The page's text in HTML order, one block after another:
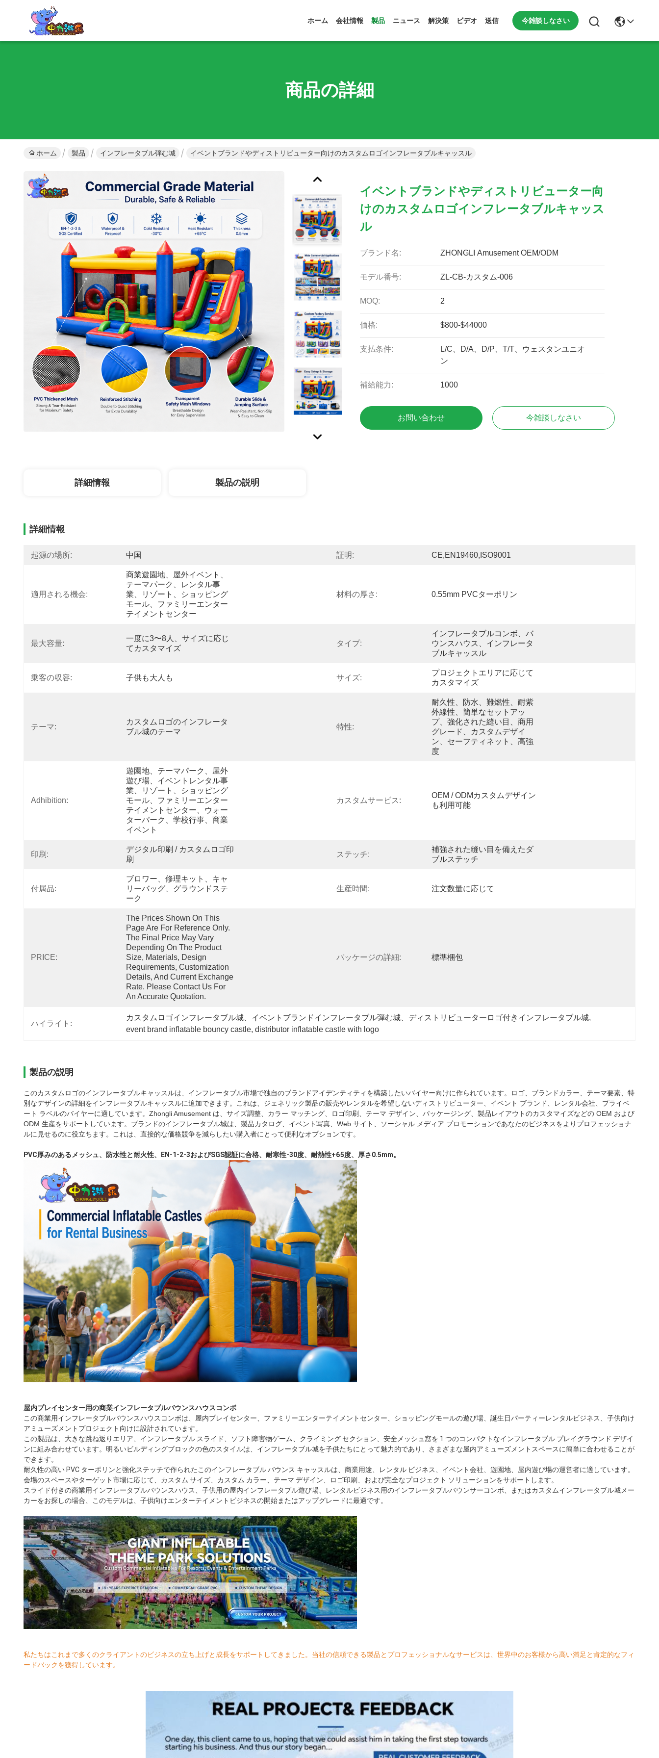
ホーム 会社情報 製品 ニュース 解決策 ビデオ 送信 今雑談しなさい
商品の詳細
ホーム 製品 インフレータブル弾む城 イベントブランドやディストリビューター向けのカスタムロゴインフレータブルキャッスル
イベントブランドやディストリビューター向
けのカスタムロゴインフレータブルキャッス
ル
ブランド名: ZHONGLI Amusement OEM/ODM
モデル番号: ZL-CB-カスタム-006
MOQ: 2
価格: $800-$44000
支払条件:
L/C、D/A、D/P、T/T、ウェスタンユニオ
ン
補給能力: 1000
お問い合わせ 今雑談しなさい
詳細情報 製品の説明
詳細情報
起源の場所: 中国 証明: CE,EN19460,ISO9001
適用される機会:
商業遊園地、屋外イベント、
テーマパーク、レンタル事
業、リゾート、ショッピング
モール、ファミリーエンター
テイメントセンター
材料の厚さ: 0.55mm PVCターポリン
最大容量:
一度に3〜8人、サイズに応じ
てカスタマイズ
タイプ:
インフレータブルコンボ、バ
ウンスハウス、インフレータ
ブルキャッスル
乗客の収容: 子供も大人も サイズ:
プロジェクトエリアに応じて
カスタマイズ
テーマ:
カスタムロゴのインフレータ
ブル城のテーマ
特性:
耐久性、防水、難燃性、耐紫
外線性、簡単なセットアッ
プ、強化された縫い目、商用
グレード、カスタムデザイ
ン、セーフティネット、高強
度
Adhibition:
遊園地、テーマパーク、屋外
遊び場、イベントレンタル事
業、リゾート、ショッピング
モール、ファミリーエンター
テイメントセンター、ウォー
ターパーク、学校行事、商業
イベント
カスタムサービス:
OEM / ODMカスタムデザイン
も利用可能
印刷:
デジタル印刷 / カスタムロゴ印
刷
ステッチ:
補強された縫い目を備えたダ
ブルステッチ
付属品:
ブロワー、修理キット、キャ
リーバッグ、グラウンドステ
ーク
生産時間: 注文数量に応じて
PRICE:
The Prices Shown On This
Page Are For Reference Only.
The Final Price May Vary
Depending On The Product
Size, Materials, Design
Requirements, Customization
Details, And Current Exchange
Rate. Please Contact Us For
An Accurate Quotation.
パッケージの詳細: 標準梱包
ハイライト:
カスタムロゴインフレータブル城、イベントブランドインフレータブル弾む城、ディストリビューターロゴ付きインフレータブル城,
event brand inflatable bouncy castle, distributor inflatable castle with logo
製品の説明
このカスタムロゴのインフレータブルキャッスルは、インフレータブル市場で独自のブランドアイデンティティを構築したいバイヤー向けに作られています。ロゴ、ブランドカラー、テーマ要素、特
別なデザインの詳細をインフレータブルキャッスルに追加できます。これは、ジェネリック製品の販売やレンタルを希望しないディストリビューター、イベント ブランド、レンタル会社、プライベ
ート ラベルのバイヤーに適しています。Zhongli Amusement は、サイズ調整、カラー マッチング、ロゴ印刷、テーマ デザイン、パッケージング、製品レイアウトのカスタマイズなどの OEM および
ODM 生産をサポートしています。ブランドのインフレータブル城は、製品カタログ、イベント写真、Web サイト、ソーシャル メディア プロモーションであなたのビジネスをよりプロフェッショナ
ルに見せるのに役立ちます。これは、直接的な価格競争を減らしたい購入者にとって便利なオプションです。
PVC厚みのあるメッシュ、防水性と耐火性、EN-1-2-3およびSGS認証に合格、耐寒性-30度、耐熱性+65度、厚さ0.5mm。
屋内プレイセンター用の商業インフレータブルバウンスハウスコンボ
この商業用インフレータブルバウンスハウスコンボは、屋内プレイセンター、ファミリーエンターテイメントセンター、ショッピングモールの遊び場、誕生日パーティーレンタルビジネス、子供向け
アミューズメントプロジェクト向けに設計されています。
この製品は、大きな跳ね返りエリア、インフレータブル スライド、ソフト障害物ゲーム、クライミング セクション、安全メッシュ窓を 1 つのコンパクトなインフレータブル プレイグラウンド デザイ
ンに組み合わせています。明るいビルディングブロックの色のスタイルは、インフレータブル城を子供たちにとって魅力的であり、さまざまな屋内アミューズメントスペースに簡単に合わせることが
できます。
耐久性の高い PVC ターポリンと強化ステッチで作られたこのインフレータブル バウンス キャッスルは、商業用途、レンタル ビジネス、イベント会社、遊園地、屋内遊び場の運営者に適しています。
会場のスペースやターゲット市場に応じて、カスタム サイズ、カスタム カラー、テーマ デザイン、ロゴ印刷、および完全なプロジェクト ソリューションをサポートします。
スライド付きの商業用インフレータブルバウンスハウス、子供用の屋内インフレータブル遊び場、レンタルビジネス用のインフレータブルバウンサーコンボ、またはカスタムインフレータブル城メー
カーをお探しの場合、このモデルは、子供向けエンターテイメントビジネスの開始またはアップグレードに最適です。
私たちはこれまで多くのクライアントのビジネスの立ち上げと成長をサポートしてきました。当社の信頼できる製品とプロフェッショナルなサービスは、世界中のお客様から高い満足と肯定的なフィ
ードバックを獲得しています。